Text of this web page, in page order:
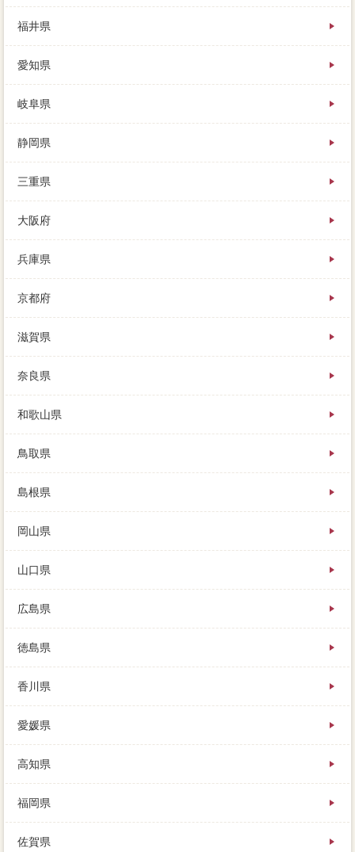
福井県
愛知県
岐阜県
静岡県
三重県
大阪府
兵庫県
京都府
滋賀県
奈良県
和歌山県
鳥取県
島根県
岡山県
山口県
広島県
徳島県
香川県
愛媛県
高知県
福岡県
佐賀県